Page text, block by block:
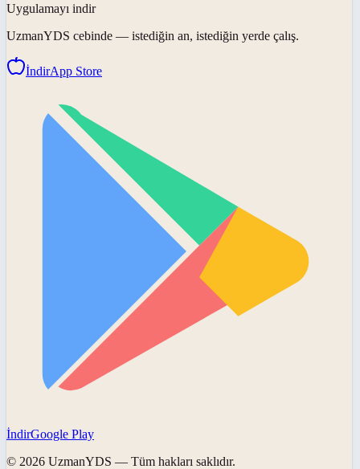
Uygulamayı indir
UzmanYDS cebinde — istediğin an, istediğin yerde çalış.
İndirApp Store
İndirGoogle Play
© 2026 UzmanYDS — Tüm hakları saklıdır.